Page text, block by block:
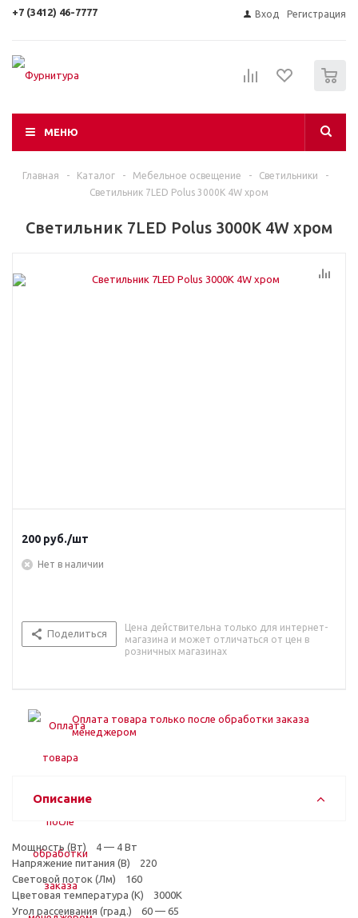
+7 (3412) 46-7777 Вход Регистрация
МЕНЮ
Главная - Каталог - Мебельное освещение - Светильники
-
Светильник 7LED Polus 3000K 4W хром
Светильник 7LED Polus 3000K 4W хром
200 руб./шт
Нет в наличии
Поделиться
Цена действительна только для интернет-
магазина и может отличаться от цен в
розничных магазинах
Оплата товара только после обработки заказа
менеджером
Описание
Мощность (Вт) 4 — 4 Вт
Напряжение питания (В) 220
Световой поток (Лм) 160
Цветовая температура (К) 3000К
Угол рассеивания (град.) 60 — 65